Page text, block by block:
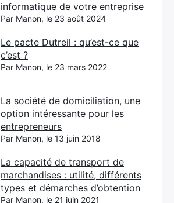
informatique de votre entreprise
Par Manon, le 23 août 2024
Le pacte Dutreil : qu’est-ce que
c’est ?
Par Manon, le 23 mars 2022
La société de domiciliation, une
option intéressante pour les
entrepreneurs
Par Manon, le 13 juin 2018
La capacité de transport de
marchandises : utilité, différents
types et démarches d’obtention
Par Manon, le 21 juin 2021